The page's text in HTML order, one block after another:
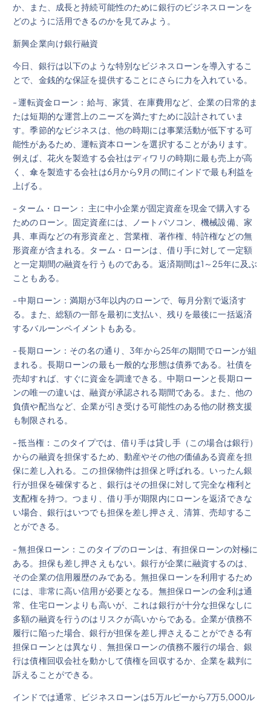
か、また、成長と持続可能性のために銀行のビジネスローンを
どのように活用できるのかを見てみよう。
新興企業向け銀行融資
今日、銀行は以下のような特別なビジネスローンを導入するこ
とで、金銭的な保証を提供することにさらに力を入れている。
- 運転資金ローン：給与、家賃、在庫費用など、企業の日常的ま
たは短期的な運営上のニーズを満たすために設計されていま
す。季節的なビジネスは、他の時期には事業活動が低下する可
能性があるため、運転資本ローンを選択することがあります。
例えば、花火を製造する会社はディワリの時期に最も売上が高
く、傘を製造する会社は6月から9月の間にインドで最も利益を
上げる。
- ターム・ローン： 主に中小企業が固定資産を現金で購入する
ためのローン。固定資産には、ノートパソコン、機械設備、家
具、車両などの有形資産と、営業権、著作権、特許権などの無
形資産が含まれる。ターム・ローンは、借り手に対して一定額
と一定期間の融資を行うものである。返済期間は1～25年に及ぶ
こともある。
- 中期ローン：満期が3年以内のローンで、毎月分割で返済す
る。また、総額の一部を最初に支払い、残りを最後に一括返済
するバルーンペイメントもある。
- 長期ローン：その名の通り、3年から25年の期間でローンが組
まれる。長期ローンの最も一般的な形態は債券である。社債を
売却すれば、すぐに資金を調達できる。中期ローンと長期ロー
ンの唯一の違いは、融資が承認される期間である。また、他の
負債や配当など、企業が引き受ける可能性のある他の財務支援
も制限される。
- 抵当権：このタイプでは、借り手は貸し手（この場合は銀行）
からの融資を担保するため、動産やその他の価値ある資産を担
保に差し入れる。この担保物件は担保と呼ばれる。いったん銀
行が担保を確保すると、銀行はその担保に対して完全な権利と
支配権を持つ。つまり、借り手が期限内にローンを返済できな
い場合、銀行はいつでも担保を差し押さえ、清算、売却するこ
とができる。
- 無担保ローン：このタイプのローンは、有担保ローンの対極に
ある。担保も差し押さえもない。銀行が企業に融資するのは、
その企業の信用履歴のみである。無担保ローンを利用するため
には、非常に高い信用が必要となる。無担保ローンの金利は通
常、住宅ローンよりも高いが、これは銀行が十分な担保なしに
多額の融資を行うのはリスクが高いからである。企業が債務不
履行に陥った場合、銀行が担保を差し押さえることができる有
担保ローンとは異なり、無担保ローンの債務不履行の場合、銀
行は債権回収会社を動かして債権を回収するか、企業を裁判に
訴えることができる。
インドでは通常、ビジネスローンは5万ルピーから7万5,000ル